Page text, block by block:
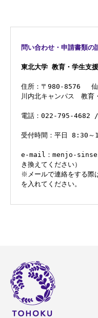
問い合わせ・申請書類の
東北大学 教育・学生支
住所：〒980-8576 　仙
川内北キャンパス　教育
電話：022-795-4682
受付時間：平日 8:30～
e-mail：menjo-
き換えてください）
※メールで連絡をする際
を入れてください。